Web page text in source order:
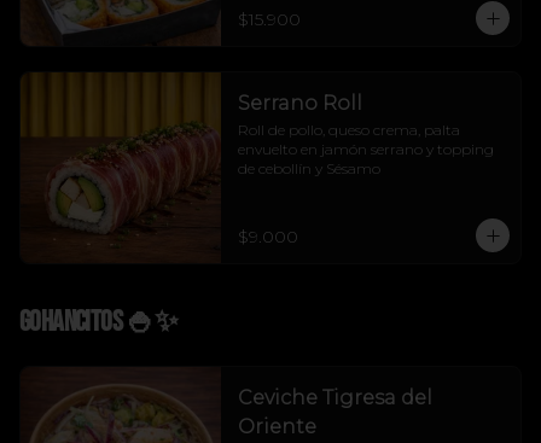
crema, palta, cebollín, envuelto en
panko) + 2 soyas + 2 teriyakis + 1
$15.900
Serrano Roll
Roll de pollo, queso crema, palta
envuelto en jamón serrano y topping
de cebollín y Sésamo
$9.000
Gohancitos 🍚✨
Ceviche Tigresa del
Oriente